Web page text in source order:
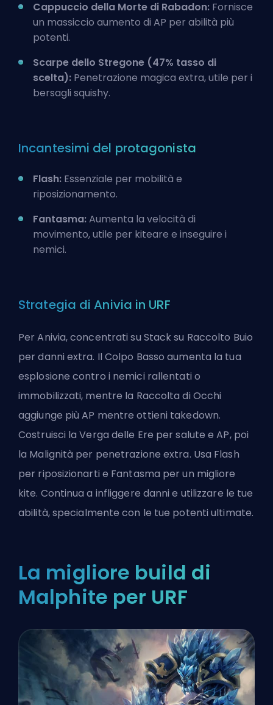
Cappuccio della Morte di Rabadon: Fornisce
un massiccio aumento di AP per abilità più
potenti.
Scarpe dello Stregone (47% tasso di
scelta): Penetrazione magica extra, utile per i
bersagli squishy.
Incantesimi del protagonista
Flash: Essenziale per mobilità e
riposizionamento.
Fantasma:Aumenta la velocità di
movimento, utile per kiteare e inseguire i
nemici.
Strategia di Anivia in URF
Per Anivia, concentrati su Stack su Raccolto Buio
per danni extra. Il Colpo Basso aumenta la tua
esplosione contro i nemici rallentati o
immobilizzati, mentre la Raccolta di Occhi
aggiunge più AP mentre ottieni takedown.
Costruisci la Verga delle Ere per salute e AP, poi
la Malignità per penetrazione extra. Usa Flash
per riposizionarti e Fantasma per un migliore
kite. Continua a infliggere danni e utilizzare le tue
abilità, specialmente con le tue potenti ultimate.
La migliore build di
Malphite per URF